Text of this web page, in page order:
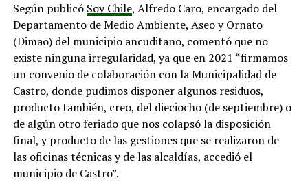
Según publicó Soy Chile, Alfredo Caro, encargado del
Departamento de Medio Ambiente, Aseo y Ornato
(Dimao) del municipio ancuditano, comentó que no
existe ninguna irregularidad, ya que en 2021 “firmamos
un convenio de colaboración con la Municipalidad de
Castro, donde pudimos disponer algunos residuos,
producto también, creo, del dieciocho (de septiembre) o
de algún otro feriado que nos colapsó la disposición
final, y producto de las gestiones que se realizaron de
las oficinas técnicas y de las alcaldías, accedió el
municipio de Castro”.